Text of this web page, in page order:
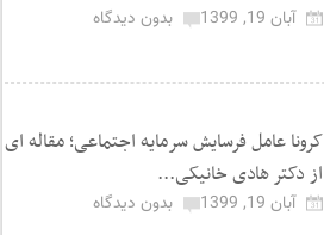
آبان 19, 1399 بدون دیدگاه
کرونا عامل فرسایش سرمایه اجتماعی؛ مقاله ای
از دکتر هادی خانیکی...
آبان 19, 1399
بدون دیدگاه